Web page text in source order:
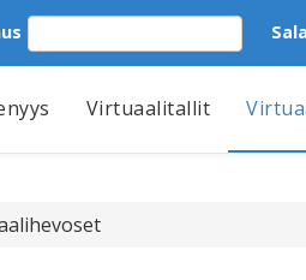
Virtuaalitallit